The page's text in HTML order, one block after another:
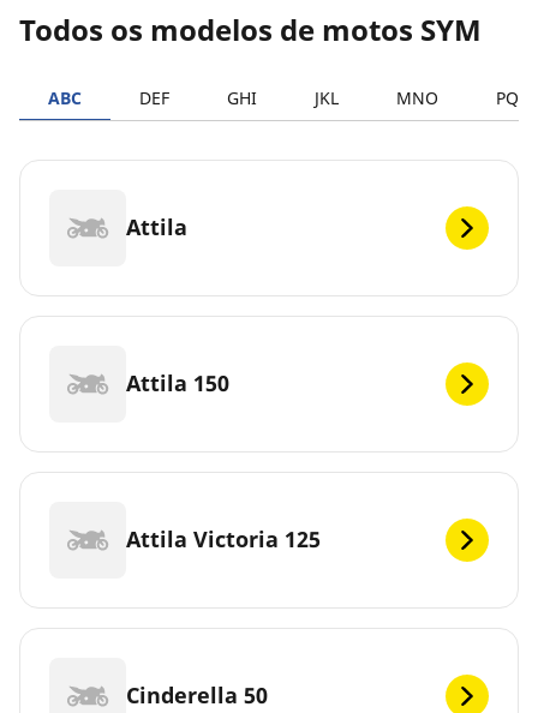
Todos os modelos de motos SYM
ABC DEF GHI JKL MNO PQRS
Attila
Attila 150
Attila Victoria 125
Cinderella 50